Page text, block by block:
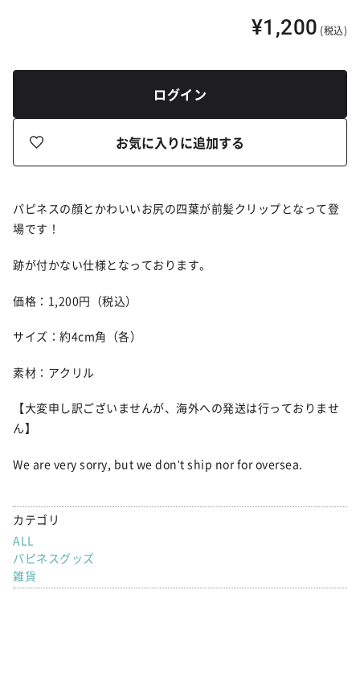
¥1,200 (税込)
ログイン
お気に入りに追加する
パピネスの顔とかわいいお尻の四葉が前髪クリップとなって登
場です！
跡が付かない仕様となっております。
価格：1,200円（税込）
サイズ：約4cm角（各）
素材：アクリル
【大変申し訳ございませんが、海外への発送は行っておりませ
ん】
We are very sorry, but we don't ship nor for oversea.
カテゴリ
ALL
パピネスグッズ
雑貨